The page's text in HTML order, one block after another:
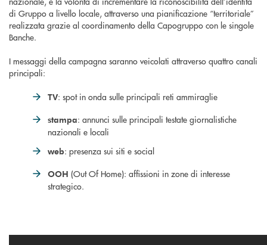
di Gruppo a livello locale, attraverso una pianificazione “territoriale”
realizzata grazie al coordinamento della Capogruppo con le singole
Banche.
I messaggi della campagna saranno veicolati attraverso quattro canali
principali:
TV: spot in onda sulle principali reti ammiraglie
stampa: annunci sulle principali testate giornalistiche
nazionali e locali
web: presenza sui siti e social
OOH (Out Of Home): affissioni in zone di interesse
strategico.